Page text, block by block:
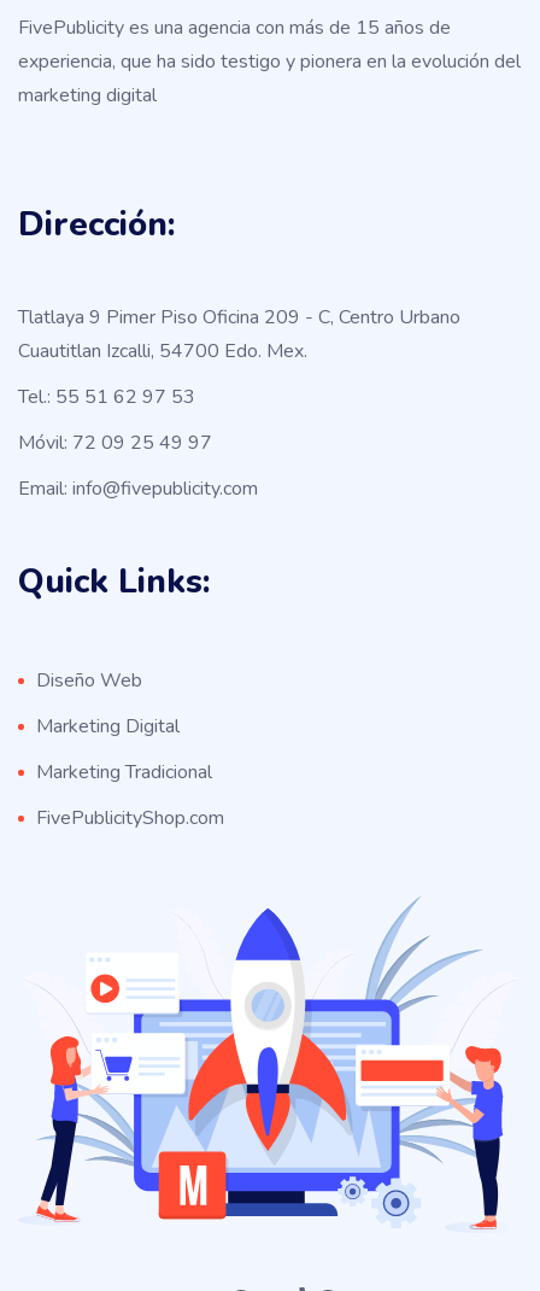
FivePublicity es una agencia con más de 15 años de
experiencia, que ha sido testigo y pionera en la evolución del
marketing digital
Dirección:
Tlatlaya 9 Pimer Piso Oficina 209 - C, Centro Urbano
Cuautitlan Izcalli, 54700 Edo. Mex.
Tel.: 55 51 62 97 53
Móvil: 72 09 25 49 97
Email: info@fivepublicity.com
Quick Links:
Diseño Web
Marketing Digital
Marketing Tradicional
FivePublicityShop.com